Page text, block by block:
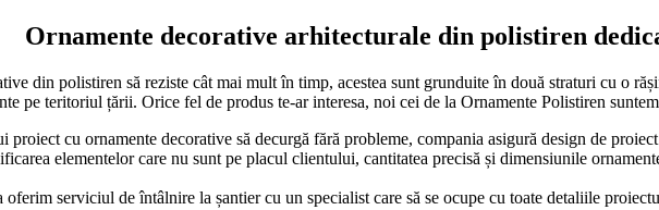
Ornamente decorative arhitecturale din polistiren
din polistiren să reziste cât mai mult în timp, acestea sunt grunduite în două straturi cu o
pe teritoriul țării. Orice fel de produs te-ar interesa, noi cei de la Ornamente Polistiren
proiect cu ornamente decorative să decurgă fără probleme, compania asigură design de
elementelor care nu sunt pe placul clientului, cantitatea precisă și dimensiunile
oferim serviciul de întâlnire la șantier cu un specialist care să se ocupe cu toate detaliile